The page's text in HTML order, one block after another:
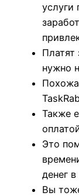
услуги
Платят
нужно
Также
Это
денег
Вы